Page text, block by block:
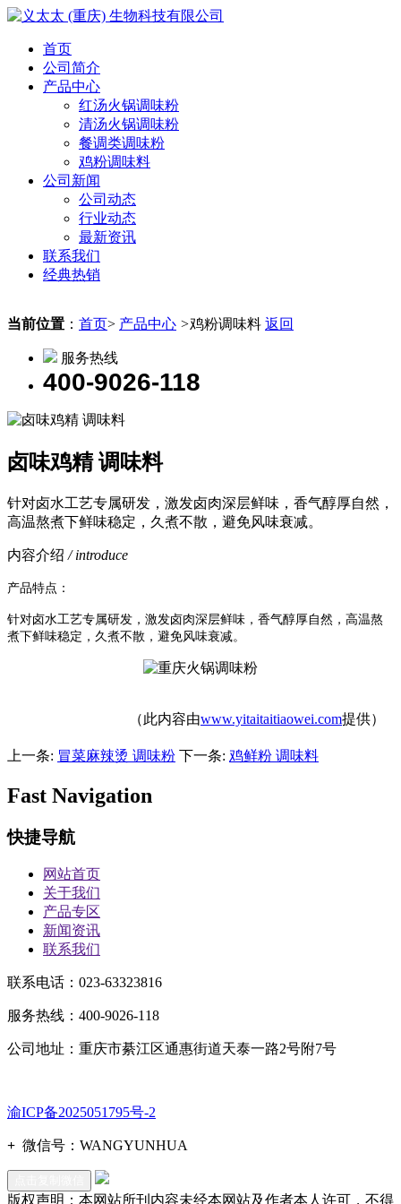
首页
公司简介
产品中心
红汤火锅调味粉
清汤火锅调味粉
餐调类调味粉
鸡粉调味料
公司新闻
公司动态
行业动态
最新资讯
联系我们
经典热销
当前位置 ： 首页> 产品中心 >鸡粉调味料 返回
服务热线
400-9026-118
卤味鸡精 调味料
针对卤水工艺专属研发，激发卤肉深层鲜味，香气醇厚自然，
高温熬煮下鲜味稳定，久煮不散，避免风味衰减。
内容介绍 / introduce
产品特点：
针对卤水工艺专属研发，激发卤肉深层鲜味，香气醇厚自然，高温熬
煮下鲜味稳定，久煮不散，避免风味衰减。
（此内容由www.yitaitaitiaowei.com提供）
上一条: 冒菜麻辣烫 调味粉 下一条: 鸡鲜粉 调味料
Fast Navigation
快捷导航
网站首页
关于我们
产品专区
新闻资讯
联系我们
联系电话：023-63323816
服务热线：400-9026-118
公司地址：重庆市綦江区通惠街道天泰一路2号附7号
渝ICP备2025051795号-2
+ 微信号： WANGYUNHUA
版权声明：本网站所刊内容未经本网站及作者本人许可，不得